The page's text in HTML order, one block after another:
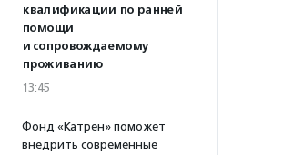
квалификации по ранней
помощи
и сопровождаемому
проживанию
13:45
Фонд «Катрен» поможет
внедрить современные